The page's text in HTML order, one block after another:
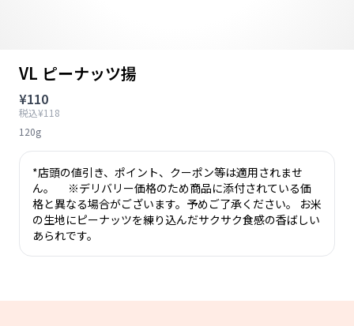
VL ピーナッツ揚
¥110
税込¥118
120g
*店頭の値引き、ポイント、クーポン等は適用されませ
ん。 ※デリバリー価格のため商品に添付されている価
格と異なる場合がございます。予めご了承ください。 お米
の生地にピーナッツを練り込んだサクサク食感の香ばしい
あられです。